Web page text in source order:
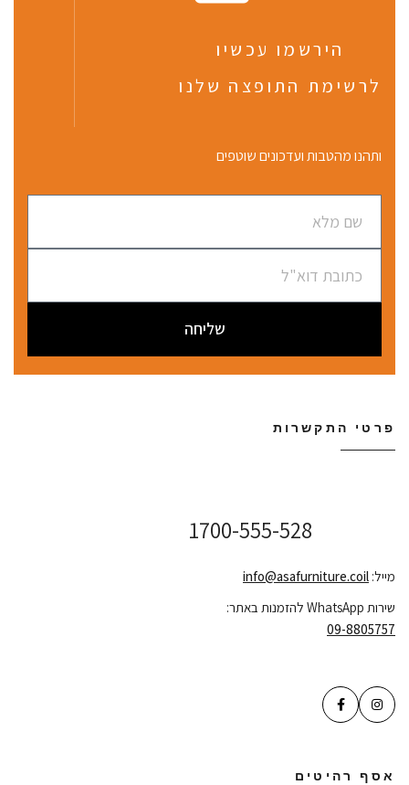
הירשמו עכשיו
לרשימת התופצה שלנו
ותהנו מהטבות ועדכונים שוטפים
שליחה
פרטי התקשרות
1700-555-528
מייל: info@asafurniture.coil
שירות WhatsApp להזמנות באתר:
09-8805757
אסף רהיטים